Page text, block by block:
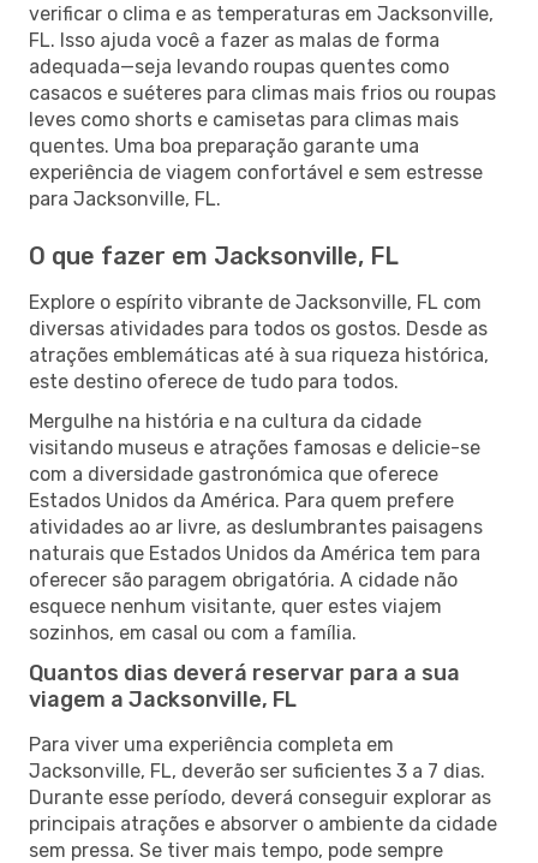
verificar o clima e as temperaturas em Jacksonville,
FL. Isso ajuda você a fazer as malas de forma
adequada—seja levando roupas quentes como
casacos e suéteres para climas mais frios ou roupas
leves como shorts e camisetas para climas mais
quentes. Uma boa preparação garante uma
experiência de viagem confortável e sem estresse
para Jacksonville, FL.
O que fazer em Jacksonville, FL
Explore o espírito vibrante de Jacksonville, FL com
diversas atividades para todos os gostos. Desde as
atrações emblemáticas até à sua riqueza histórica,
este destino oferece de tudo para todos.
Mergulhe na história e na cultura da cidade
visitando museus e atrações famosas e delicie-se
com a diversidade gastronómica que oferece
Estados Unidos da América. Para quem prefere
atividades ao ar livre, as deslumbrantes paisagens
naturais que Estados Unidos da América tem para
oferecer são paragem obrigatória. A cidade não
esquece nenhum visitante, quer estes viajem
sozinhos, em casal ou com a família.
Quantos dias deverá reservar para a sua
viagem a Jacksonville, FL
Para viver uma experiência completa em
Jacksonville, FL, deverão ser suficientes 3 a 7 dias.
Durante esse período, deverá conseguir explorar as
principais atrações e absorver o ambiente da cidade
sem pressa. Se tiver mais tempo, pode sempre